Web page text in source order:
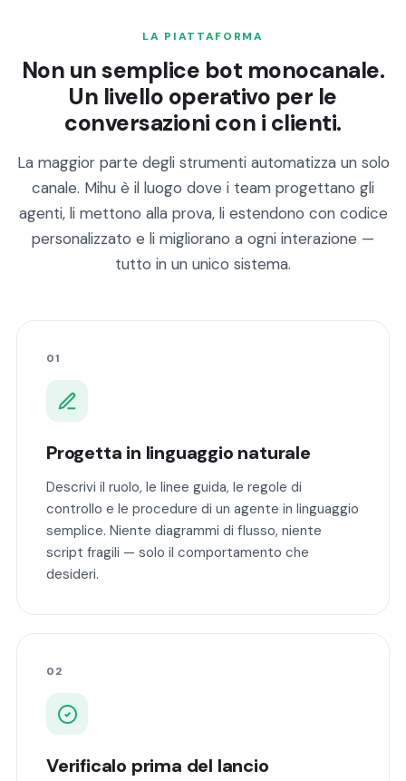
LA PIATTAFORMA
Non un semplice bot monocanale.
Un livello operativo per le
conversazioni con i clienti.
La maggior parte degli strumenti automatizza un solo
canale. Mihu è il luogo dove i team progettano gli
agenti, li mettono alla prova, li estendono con codice
personalizzato e li migliorano a ogni interazione —
tutto in un unico sistema.
01
Progetta in linguaggio naturale
Descrivi il ruolo, le linee guida, le regole di
controllo e le procedure di un agente in linguaggio
semplice. Niente diagrammi di flusso, niente
script fragili — solo il comportamento che
desideri.
02
Verificalo prima del lancio